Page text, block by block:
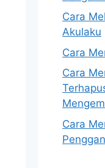
Cara
Akulaku
Cara
Cara
Cara